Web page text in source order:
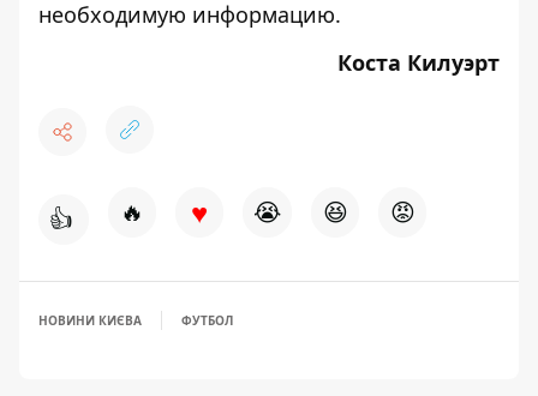
необходимую информацию.
Коста Килуэрт
👍 🔥 ♥ 😭 😆 😡
НОВИНИ КИЄВА ФУТБОЛ